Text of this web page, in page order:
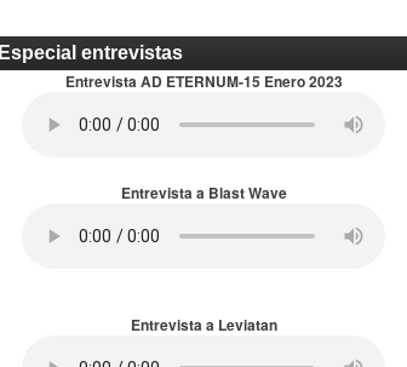
Especial entrevistas
Entrevista AD ETERNUM-15 Enero 2023
Entrevista a Blast Wave
Entrevista a Leviatan